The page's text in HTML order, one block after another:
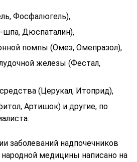
Фосфалюгель),
шпа, Дюспаталин),
помпы (Омез, Омепразол),
железы (Фестал,
(Церукал, Итоприд),
Артишок) и другие, по
заболеваний надпочечников
медицины написано на